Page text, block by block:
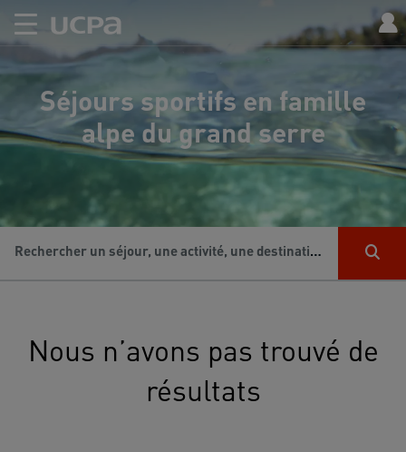
Séjours sportifs en famille
alpe du grand serre
Rechercher un séjour, une activité, une destination...
Nous n’avons pas trouvé de
résultats